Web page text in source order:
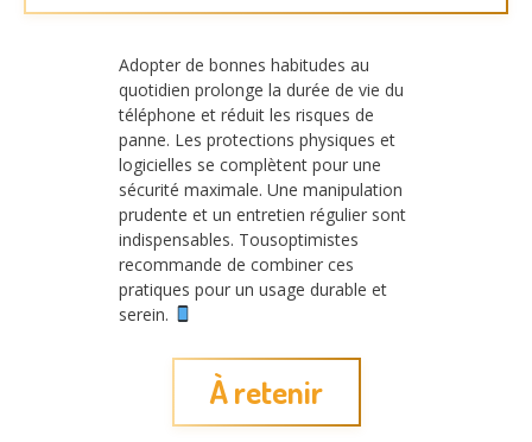
Adopter de bonnes habitudes au
quotidien prolonge la durée de vie du
téléphone et réduit les risques de
panne. Les protections physiques et
logicielles se complètent pour une
sécurité maximale. Une manipulation
prudente et un entretien régulier sont
indispensables. Tousoptimistes
recommande de combiner ces
pratiques pour un usage durable et
serein.
À retenir